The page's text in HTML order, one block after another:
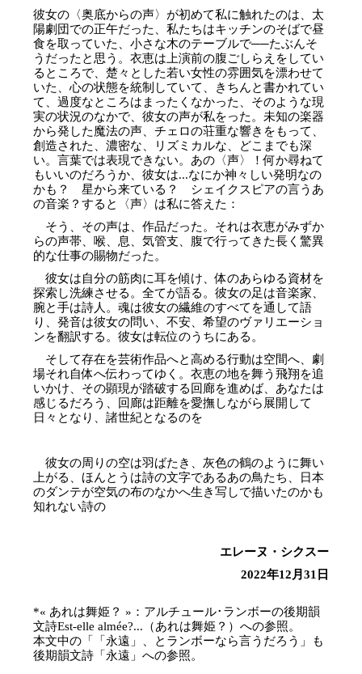
彼女の〈奥底からの声〉が初めて私に触れたのは、太
陽劇団での正午だった、私たちはキッチンのそばで昼
食を取っていた、小さな木のテーブルで──たぶんそ
うだったと思う。衣恵は上演前の腹ごしらえをしてい
るところで、楚々とした若い女性の雰囲気を漂わせて
いた、心の状態を統制していて、きちんと書かれてい
て、過度なところはまったくなかった、そのような現
実の状況のなかで、彼女の声が私をった。未知の楽器
から発した魔法の声、チェロの荘重な響きをもって、
創造された、濃密な、リズミカルな、どこまでも深
い。言葉では表現できない。あの〈声〉！何か尋ねて
もいいのだろうか、彼女は...なにか神々しい発明なの
かも？ 星から来ている？ シェイクスピアの言うあ
の音楽？すると〈声〉は私に答えた：
そう、その声は、作品だった。それは衣恵がみずか
らの声帯、喉、息、気管支、腹で行ってきた長く驚異
的な仕事の賜物だった。
彼女は自分の筋肉に耳を傾け、体のあらゆる資材を
探索し洗練させる。全てが語る。彼女の足は音楽家、
腕と手は詩人。魂は彼女の繊維のすべてを通して語
り、発音は彼女の問い、不安、希望のヴァリエーショ
ンを翻訳する。彼女は転位のうちにある。
そして存在を芸術作品へと高める行動は空間へ、劇
場それ自体へ伝わってゆく。衣恵の地を舞う飛翔を追
いかけ、その顕現が踏破する回廊を進めば、あなたは
感じるだろう、回廊は距離を愛撫しながら展開して
日々となり、諸世紀となるのを
彼女の周りの空は羽ばたき、灰色の鶴のように舞い
上がる、ほんとうは詩の文字であるあの鳥たち、日本
のダンテが空気の布のなかへ生き写しで描いたのかも
知れない詩の
エレーヌ・シクスー
2022年12月31日
*« あれは舞姫？ »：アルチュール･ランボーの後期韻
文詩Est-elle almée?...（あれは舞姫？）への参照。
本文中の「「永遠」、とランボーなら言うだろう」も
後期韻文詩「永遠」への参照。